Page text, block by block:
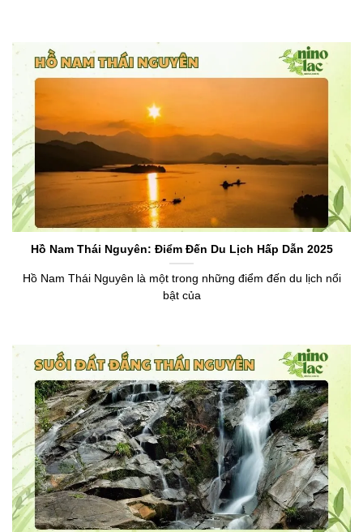
Hồ Nam Thái Nguyên: Điểm Đến Du Lịch Hấp Dẫn 2025
Hồ Nam Thái Nguyên là một trong những điểm đến du lịch nổi
bật của